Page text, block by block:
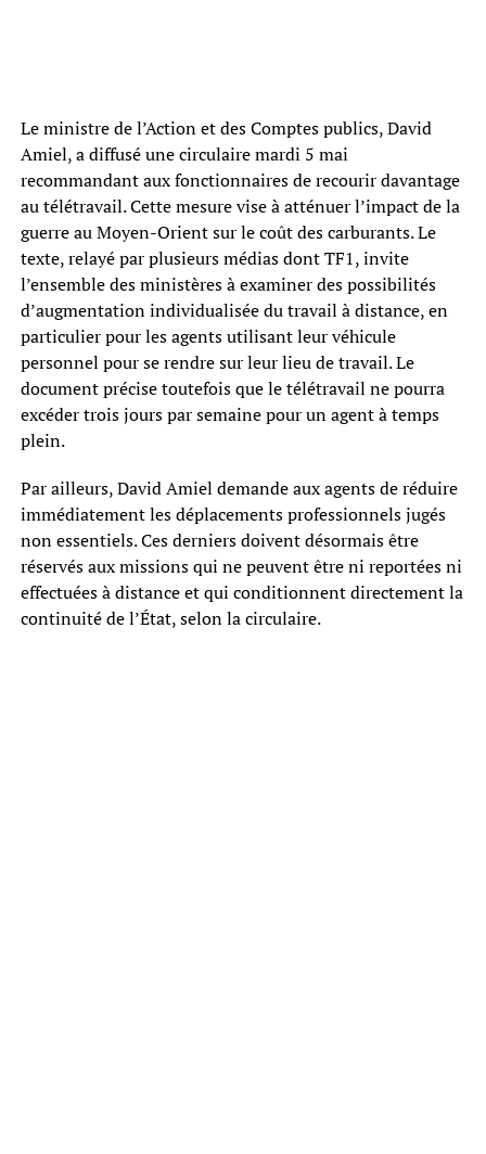
Le ministre de l’Action et des Comptes publics, David
Amiel, a diffusé une circulaire mardi 5 mai
recommandant aux fonctionnaires de recourir davantage
au télétravail. Cette mesure vise à atténuer l’impact de la
guerre au Moyen-Orient sur le coût des carburants. Le
texte, relayé par plusieurs médias dont TF1, invite
l’ensemble des ministères à examiner des possibilités
d’augmentation individualisée du travail à distance, en
particulier pour les agents utilisant leur véhicule
personnel pour se rendre sur leur lieu de travail. Le
document précise toutefois que le télétravail ne pourra
excéder trois jours par semaine pour un agent à temps
plein.
Par ailleurs, David Amiel demande aux agents de réduire
immédiatement les déplacements professionnels jugés
non essentiels. Ces derniers doivent désormais être
réservés aux missions qui ne peuvent être ni reportées ni
effectuées à distance et qui conditionnent directement la
continuité de l’État, selon la circulaire.